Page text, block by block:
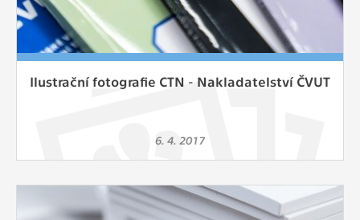
Ilustrační fotografie CTN - Nakladatelství ČVUT
6. 4. 2017